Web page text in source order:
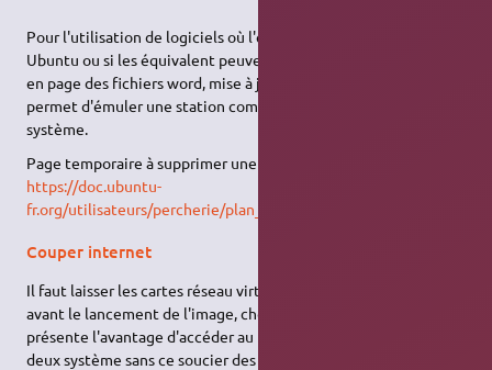
Pour l'utilisation de logiciels où l'équivalent n'existe pas sur
Ubuntu ou si les équivalent peuvent poser des problèmes (mise
en page des fichiers word, mise à jour des téléphones,…), cela
permet d'émuler une station complète et d'installer un autre
système.
Page temporaire à supprimer une fois finie :
https://doc.ubuntu-
fr.org/utilisateurs/percherie/plan_virtualbox
Couper internet
Il faut laisser les cartes réseau virtuelle mais dans leurs options
avant le lancement de l'image, choisir de les débrancher. Cela
présente l'avantage d'accéder au répertoire partagé entre les
deux système sans ce soucier des problèmes de sécurité du à